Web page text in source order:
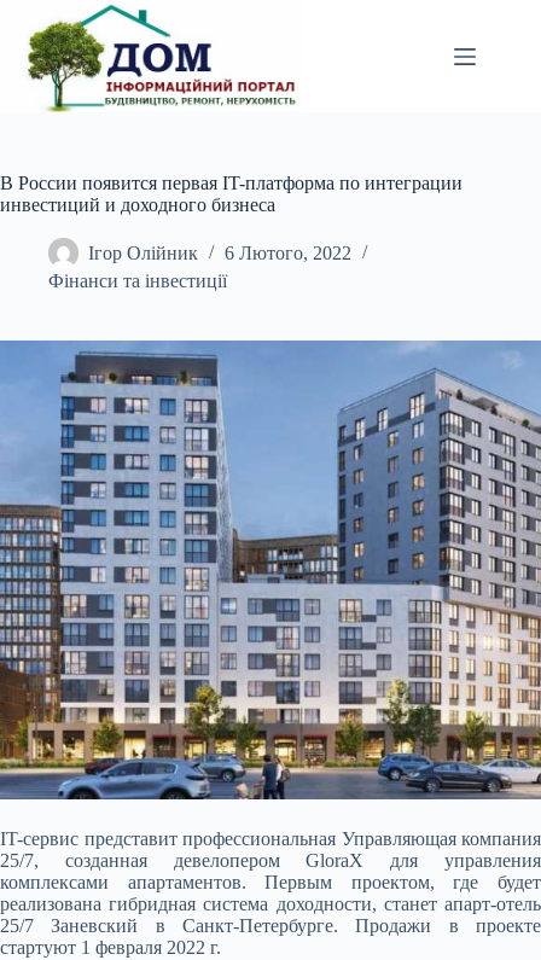
вмісту
В России появится первая IT-платформа по интеграции
инвестиций и доходного бизнеса
Ігор Олійник
6 Лютого, 2022
Фінанси та інвестиції
IT-сервис представит профессиональная Управляющая компания
25/7, созданная девелопером GloraX для управления
комплексами апартаментов. Первым проектом, где будет
реализована гибридная система доходности, станет апарт-отель
25/7 Заневский в Санкт-Петербурге. Продажи в проекте
стартуют 1 февраля 2022 г.